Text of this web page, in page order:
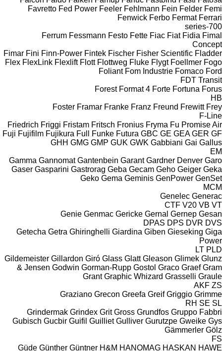
Favretto Fed Power Feeler Fehlmann Fein Felder Femi
Fenwick Ferbo Fermat Ferrari
700-series
Ferrum Fessmann Festo Fette Fiac Fiat Fidia Fimal
Concept
Fimar Fini Finn-Power Fintek Fischer Fisher Scientific Fladder
Flex FlexLink Flexlift Flott Flottweg Fluke Flygt Foellmer Fogo
Foliant Fom Industrie Fomaco Ford
FDT Transit
Forest Format 4 Forte Fortuna Forus
HB
Foster Framar Franke Franz Freund Frewitt Frey
F-Line
Friedrich Friggi Fristam Fritsch Fronius Fryma Fu Promise Air
Fuji Fujifilm Fujikura Full Funke Futura GBC GE GEA GER GF
GHH GMG GMP GUK GWK Gabbiani Gai Gallus
EM
Gamma Gannomat Gantenbein Garant Gardner Denver Garo
Gaser Gasparini Gastrorag Geba Gecam Geho Geiger Geka
Geko Gema Geminis GenPower GenSet
MCM
Genelec Generac
CTF V20 VB VT
Genie Genmac Gericke Gernal Gernep Gesan
DPAS DPS DVR DVS
Getecha Getra Ghiringhelli Giardina Giben Gieseking Giga
Power
LT PLD
Gildemeister Gillardon Giró Glass Glatt Gleason Glimek Glunz
& Jensen Godwin Gorman-Rupp Gostol Graco Graef Gram
Grant Graphic Whizard Grasselli Graule
AKF ZS
Graziano Grecon Greefa Greif Griggio Grimme
RH SE SL
Grindermak Grindex Grit Gross Grundfos Gruppo Fabbri
Gubisch Gucbir Guifil Guilliet Gulliver Gurutzpe Gweike Gys
Gämmerler Gölz
FS
Güde Günther Güntner H&M HANOMAG HASKAN HAWE